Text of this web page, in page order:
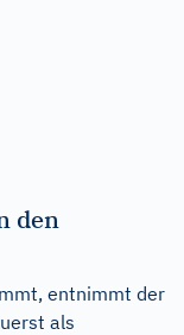
den
entnimmt der
als